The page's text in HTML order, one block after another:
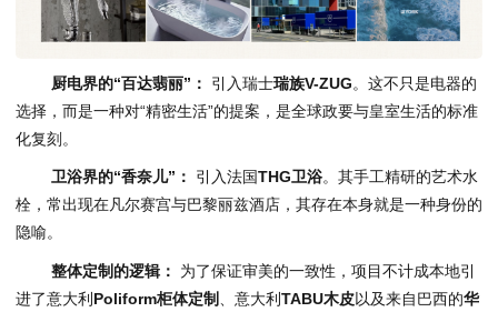
厨电界的“百达翡丽”： 引入瑞士瑞族V-ZUG。这不只是电器的
选择，而是一种对“精密生活”的提案，是全球政要与皇室生活的标准
化复刻。
卫浴界的“香奈儿”： 引入法国THG卫浴。其手工精研的艺术水
栓，常出现在凡尔赛宫与巴黎丽兹酒店，其存在本身就是一种身份的
隐喻。
整体定制的逻辑：
为了保证审美的一致性，项目不计成本地引
进了意大利 Poliform柜体定制 、意大利 TABU木皮以及来自巴西的华